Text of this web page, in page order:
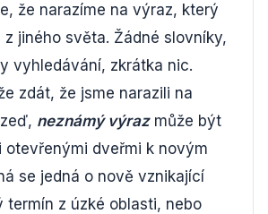
že narazíme na výraz, který
jiného světa. Žádné slovníky,
vyhledávání, zkrátka nic.
zdát, že jsme narazili na
neznámý výrazmůže být
otevřenými dveřmi k novým
se jedná o nově vznikající
termín z úzké oblasti, nebo